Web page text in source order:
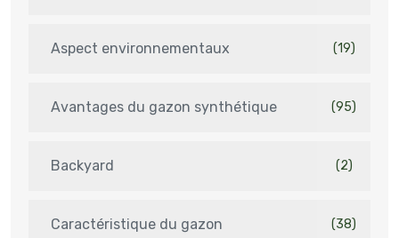
Aspect environnementaux (19)
Avantages du gazon synthétique (95)
Backyard (2)
Caractéristique du gazon
(38)